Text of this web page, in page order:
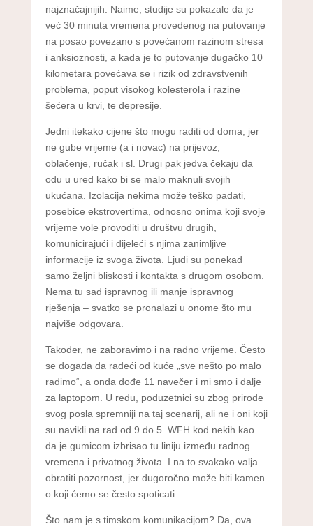
najznačajnijih. Naime, studije su pokazale da je
već 30 minuta vremena provedenog na putovanje
na posao povezano s povećanom razinom stresa
i anksioznosti, a kada je to putovanje dugačko 10
kilometara povećava se i rizik od zdravstvenih
problema, poput visokog kolesterola i razine
šećera u krvi, te depresije.
Jedni itekako cijene što mogu raditi od doma, jer
ne gube vrijeme (a i novac) na prijevoz,
oblačenje, ručak i sl. Drugi pak jedva čekaju da
odu u ured kako bi se malo maknuli svojih
ukućana. Izolacija nekima može teško padati,
posebice ekstrovertima, odnosno onima koji svoje
vrijeme vole provoditi u društvu drugih,
komunicirajući i dijeleći s njima zanimljive
informacije iz svoga života. Ljudi su ponekad
samo željni bliskosti i kontakta s drugom osobom.
Nema tu sad ispravnog ili manje ispravnog
rješenja – svatko se pronalazi u onome što mu
najviše odgovara.
Također, ne zaboravimo i na radno vrijeme. Često
se događa da radeći od kuće „sve nešto po malo
radimo“, a onda dođe 11 navečer i mi smo i dalje
za laptopom. U redu, poduzetnici su zbog prirode
svog posla spremniji na taj scenarij, ali ne i oni koji
su navikli na rad od 9 do 5. WFH kod nekih kao
da je gumicom izbrisao tu liniju između radnog
vremena i privatnog života. I na to svakako valja
obratiti pozornost, jer dugoročno može biti kamen
o koji ćemo se često spoticati.
Što nam je s timskom komunikacijom? Da, ova